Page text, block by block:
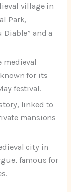
village in
Park,
and a
medieval
for its
festival.
linked to
mansions
city in
famous for